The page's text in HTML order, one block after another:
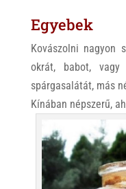
Egyebek
Kovászolni nagyon
okrát, babot,
spárgasalátát, más
Kínában népszerű,